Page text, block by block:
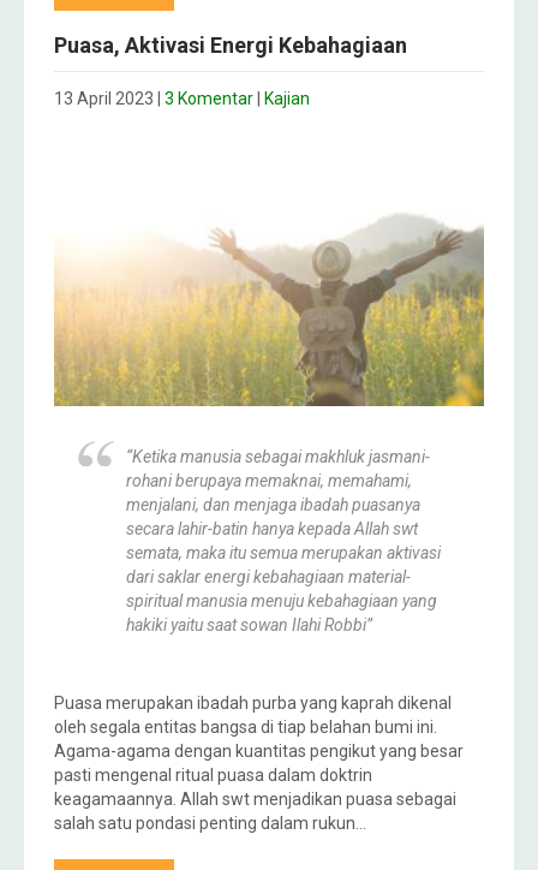
Puasa, Aktivasi Energi Kebahagiaan
13 April 2023 3 Komentar Kajian
“Ketika manusia sebagai makhluk jasmani-
rohani berupaya memaknai, memahami,
menjalani, dan menjaga ibadah puasanya
secara lahir-batin hanya kepada Allah swt
semata, maka itu semua merupakan aktivasi
dari saklar energi kebahagiaan material-
spiritual manusia menuju kebahagiaan yang
hakiki yaitu saat sowan Ilahi Robbi”
Puasa merupakan ibadah purba yang kaprah dikenal
oleh segala entitas bangsa di tiap belahan bumi ini.
Agama-agama dengan kuantitas pengikut yang besar
pasti mengenal ritual puasa dalam doktrin
keagamaannya. Allah swt menjadikan puasa sebagai
salah satu pondasi penting dalam rukun…